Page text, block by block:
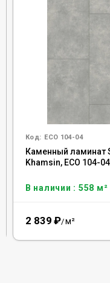
Код: ECO 104-04
Каменный ламинат
Khamsin, ECO 104-04
В наличии : 558 м²
2 839 ₽/м²